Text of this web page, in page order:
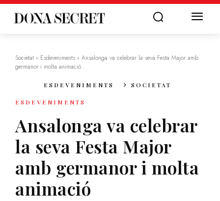
Societat Esdeveniments
Ansalonga va celebrar la seva Festa Major amb
germanor i molta animació
ESDEVENIMENTS SOCIETAT
ESDEVENIMENTS
Ansalonga va celebrar
la seva Festa Major
amb germanor i molta
animació